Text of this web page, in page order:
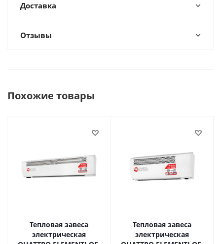
Доставка
Отзывы
Похожие товары
Тепловая завеса
электрическая
Тепловая завеса
электрическая